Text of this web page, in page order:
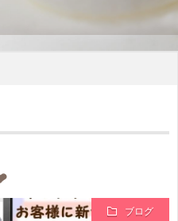
ブログ